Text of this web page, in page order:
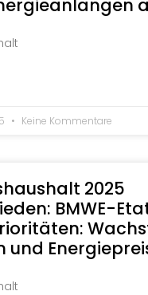
Keine Kommentare
2025
BMWE-
und